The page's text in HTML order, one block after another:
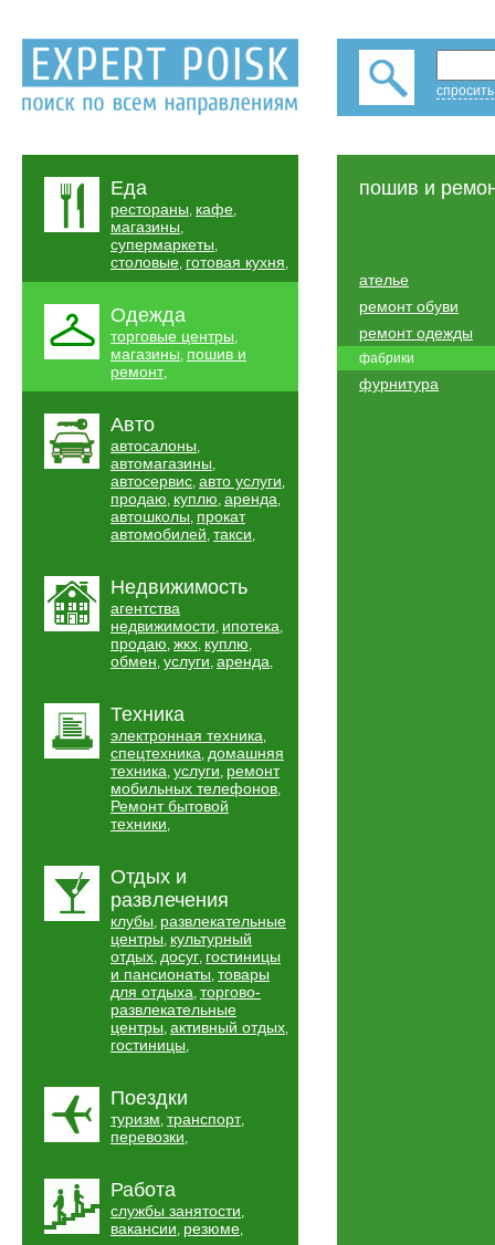
Еда
рестораны, кафе,
магазины,
супермаркеты,
столовые, готовая кухня,
Одежда
торговые центры,
магазины, пошив и
ремонт,
Авто
автосалоны,
автомагазины,
автосервис, авто услуги,
продаю, куплю, аренда,
автошколы, прокат
автомобилей, такси,
Недвижимость
агентства
недвижимости, ипотека,
продаю, жкх, куплю,
обмен, услуги, аренда,
Техника
электронная техника,
спецтехника, домашняя
техника, услуги, ремонт
мобильных телефонов,
Ремонт бытовой
техники,
Отдых и
развлечения
клубы, развлекательные
центры, культурный
отдых, досуг, гостиницы
и пансионаты, товары
для отдыха, торгово-
развлекательные
центры, активный отдых,
гостиницы,
Поездки
туризм, транспорт,
перевозки,
Работа
службы занятости,
вакансии, резюме,
пошив и
ателье
ремонт обуви
ремонт одежды
фабрики
фурнитура